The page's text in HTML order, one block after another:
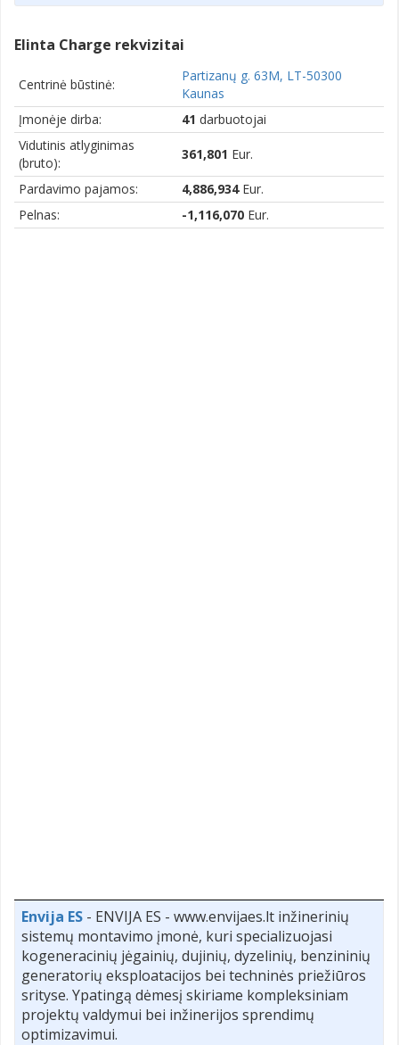
Elinta Charge rekvizitai
Centrinė būstinė:
Partizanų g. 63M, LT-50300
Kaunas
Įmonėje dirba:
41 darbuotojai
Vidutinis atlyginimas
(bruto):
361,801 Eur.
Pardavimo pajamos: 4,886,934Eur.
Pelnas:
-1,116,070 Eur.
Envija ES - ENVIJA ES - www.envijaes.lt inžinerinių
sistemų montavimo įmonė, kuri specializuojasi
kogeneracinių jėgainių, dujinių, dyzelinių, benzininių
generatorių eksploatacijos bei techninės priežiūros
srityse. Ypatingą dėmesį skiriame kompleksiniam
projektų valdymui bei inžinerijos sprendimų
optimizavimui.